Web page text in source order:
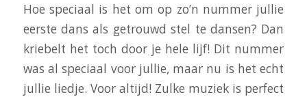
Hoe speciaal is het om op zo’n nummer jullie
eerste dans als getrouwd stel te dansen? Dan
kriebelt het toch door je hele lijf! Dit nummer
was al speciaal voor jullie, maar nu is het echt
jullie liedje. Voor altijd! Zulke muziek is perfect